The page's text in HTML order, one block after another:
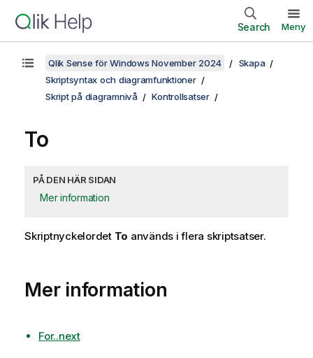
Search Meny
Qlik Sense för Windows November 2024
Skapa
Skriptsyntax och diagramfunktioner
Skript på diagramnivå
Kontrollsatser
To
PÅ DEN HÄR SIDAN
Mer information
Skriptnyckelordet To används i flera skriptsatser.
Mer information
For..next